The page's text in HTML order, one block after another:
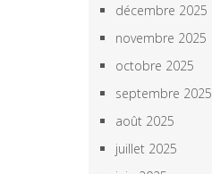
décembre 2025
novembre 2025
octobre 2025
septembre 2025
août 2025
juillet 2025